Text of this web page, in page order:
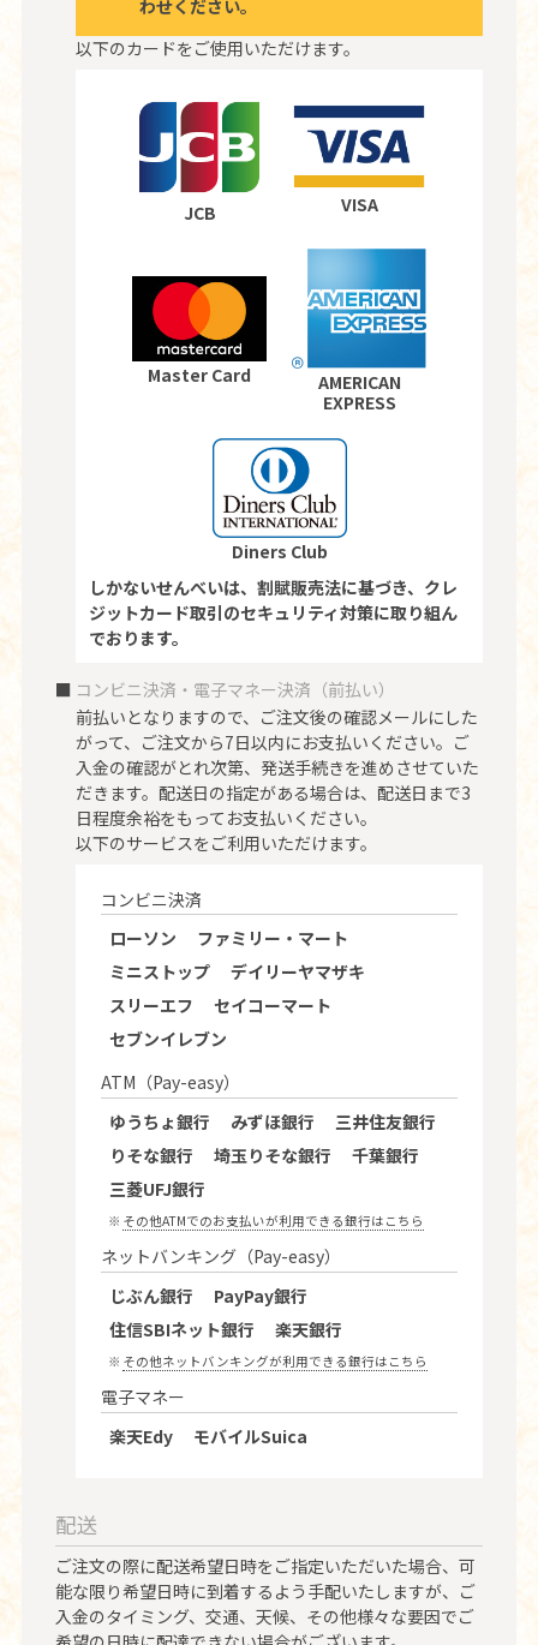
わせください。
以下のカードをご使用いただけます。
JCB VISA
Master Card
AMERICAN
EXPRESS
Diners Club
しかないせんべいは、割賦販売法に基づき、クレ
ジットカード取引のセキュリティ対策に取り組ん
でおります。
コンビニ決済・電子マネー決済（前払い）
前払いとなりますので、ご注文後の確認メールにした
がって、ご注文から7日以内にお支払いください。ご
入金の確認がとれ次第、発送手続きを進めさせていた
だきます。配送日の指定がある場合は、配送日まで3
日程度余裕をもってお支払いください。
以下のサービスをご利用いただけます。
コンビニ決済
ローソン
ファミリー・マート
ミニストップ
デイリーヤマザキ
スリーエフ
セイコーマート
セブンイレブン
ATM（Pay-easy）
ゆうちょ銀行
みずほ銀行
三井住友銀行
りそな銀行
埼玉りそな銀行
千葉銀行
三菱UFJ銀行
その他ATMでのお支払いが利用できる銀行はこちら
ネットバンキング（Pay-easy）
じぶん銀行
PayPay銀行
住信SBIネット銀行
楽天銀行
その他ネットバンキングが利用できる銀行はこちら
電子マネー
楽天Edy
モバイルSuica
配送
ご注文の際に配送希望日時をご指定いただいた場合、可
能な限り希望日時に到着するよう手配いたしますが、ご
入金のタイミング、交通、天候、その他様々な要因でご